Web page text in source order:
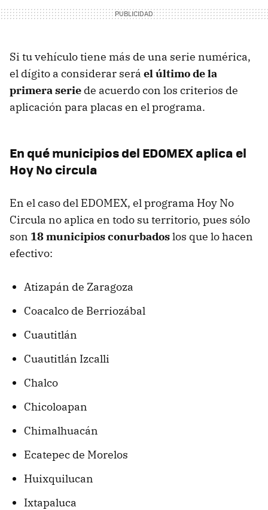
Si tu vehículo tiene más de una serie numérica,
el dígito a considerar será el último de la
primera serie de acuerdo con los criterios de
aplicación para placas en el programa.
En qué municipios del EDOMEX aplica el
Hoy No circula
En el caso del EDOMEX, el programa Hoy No
Circula no aplica en todo su territorio, pues sólo
son 18 municipios conurbadoslos que lo hacen
efectivo:
Atizapán de Zaragoza
Coacalco de Berriozábal
Cuautitlán
Cuautitlán Izcalli
Chalco
Chicoloapan
Chimalhuacán
Ecatepec de Morelos
Huixquilucan
Ixtapaluca